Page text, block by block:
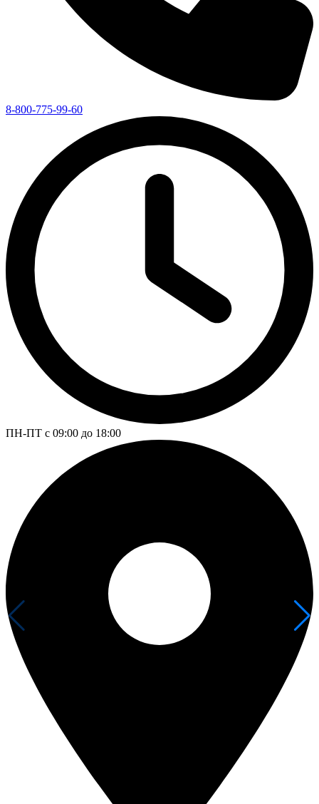
8-800-775-99-60
ПН-ПТ с 09:00 до 18:00